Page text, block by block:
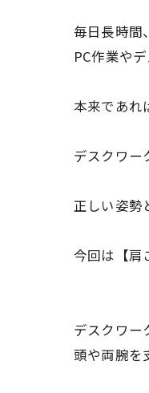
毎日長時間
PC作業や
本来であれ
デスクワー
正しい姿勢
今回は【肩
デスクワー
頭や両腕を